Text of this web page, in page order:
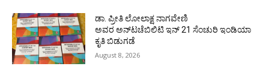
ಡಾ. ಪ್ರೀತಿ ಲೋಲಾಕ್ಷ ನಾಗವೇಣಿ
ಅವರ ಅನ್‌ಟಚೆಬಿಲಿಟಿ ಇನ್ 21 ಸೆಂಚುರಿ ಇಂಡಿಯಾ
ಕೃತಿ ಬಿಡುಗಡೆ
August 8, 2026